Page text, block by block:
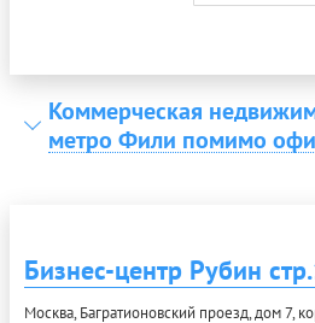
Коммерческая
метро Фили помимо
Бизнес-центр Рубин
Москва, Багратионовский проезд, дом 7,